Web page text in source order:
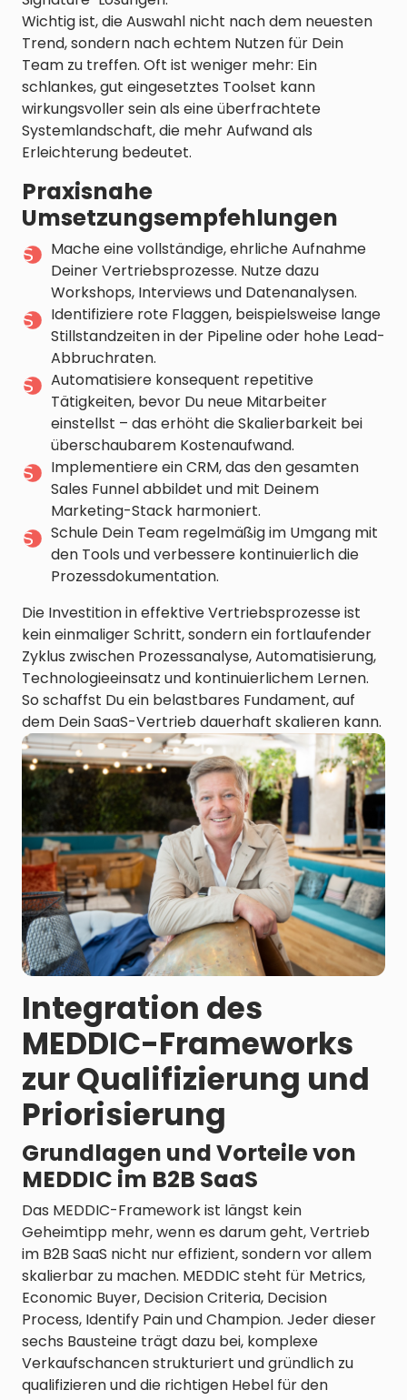
Wichtig ist, die Auswahl nicht nach dem neuesten
Trend, sondern nach echtem Nutzen für Dein
Team zu treffen. Oft ist weniger mehr: Ein
schlankes, gut eingesetztes Toolset kann
wirkungsvoller sein als eine überfrachtete
Systemlandschaft, die mehr Aufwand als
Erleichterung bedeutet.
Praxisnahe
Umsetzungsempfehlungen
Mache eine vollständige, ehrliche Aufnahme
Deiner Vertriebsprozesse. Nutze dazu
Workshops, Interviews und Datenanalysen.
Identifiziere rote Flaggen, beispielsweise lange
Stillstandzeiten in der Pipeline oder hohe Lead-
Abbruchraten.
Automatisiere konsequent repetitive
Tätigkeiten, bevor Du neue Mitarbeiter
einstellst – das erhöht die Skalierbarkeit bei
überschaubarem Kostenaufwand.
Implementiere ein CRM, das den gesamten
Sales Funnel abbildet und mit Deinem
Marketing-Stack harmoniert.
Schule Dein Team regelmäßig im Umgang mit
den Tools und verbessere kontinuierlich die
Prozessdokumentation.
Die Investition in effektive Vertriebsprozesse ist
kein einmaliger Schritt, sondern ein fortlaufender
Zyklus zwischen Prozessanalyse, Automatisierung,
Technologieeinsatz und kontinuierlichem Lernen.
So schaffst Du ein belastbares Fundament, auf
dem Dein SaaS-Vertrieb dauerhaft skalieren kann.
Integration des
MEDDIC-Frameworks
zur Qualifizierung und
Priorisierung
Grundlagen und Vorteile von
MEDDIC im B2B SaaS
Das MEDDIC-Framework ist längst kein
Geheimtipp mehr, wenn es darum geht, Vertrieb
im B2B SaaS nicht nur effizient, sondern vor allem
skalierbar zu machen. MEDDIC steht für Metrics,
Economic Buyer, Decision Criteria, Decision
Process, Identify Pain und Champion. Jeder dieser
sechs Bausteine trägt dazu bei, komplexe
Verkaufschancen strukturiert und gründlich zu
qualifizieren und die richtigen Hebel für den